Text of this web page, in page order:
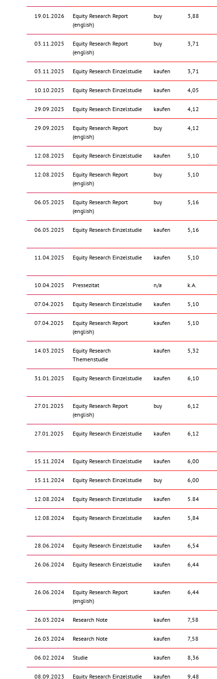
19.01.2026
Equity Research Report
(english)
buy 3,88
03.11.2025
Equity Research Report
(english)
buy 3,71
03.11.2025 Equity Research Einzelstudie kaufen 3,71
10.10.2025 Equity Research Einzelstudie kaufen 4,05
29.09.2025 Equity Research Einzelstudie kaufen 4,12
29.09.2025
Equity Research Report
(english)
buy 4,12
12.08.2025 Equity Research Einzelstudie kaufen 5,10
12.08.2025
Equity Research Report
(english)
buy 5,10
06.05.2025
Equity Research Report
(english)
buy 5,16
06.05.2025 Equity Research Einzelstudie kaufen 5,16
11.04.2025 Equity Research Einzelstudie kaufen 5,10
10.04.2025 Pressezitat n/a k.A.
07.04.2025 Equity Research Einzelstudie kaufen 5,10
07.04.2025
Equity Research Report
(english)
kaufen 5,10
14.03.2025
Equity Research
Themenstudie
kaufen 5,32
31.01.2025 Equity Research Einzelstudie kaufen 6,10
27.01.2025
Equity Research Report
(english)
buy 6,12
27.01.2025 Equity Research Einzelstudie kaufen 6,12
15.11.2024 Equity Research Einzelstudie kaufen 6,00
15.11.2024 Equity Research Einzelstudie buy 6,00
12.08.2024 Equity Research Einzelstudie kaufen 5.84
12.08.2024 Equity Research Einzelstudie kaufen 5,84
28.06.2024 Equity Research Einzelstudie kaufen 6,54
26.06.2024 Equity Research Einzelstudie kaufen 6,44
26.06.2024
Equity Research Report
(english)
kaufen 6,44
26.03.2024 Research Note kaufen 7,58
26.03.2024 Research Note kaufen 7,58
06.02.2024 Studie kaufen 8,36
08.09.2023 Equity Research Einzelstudie kaufen 9,48